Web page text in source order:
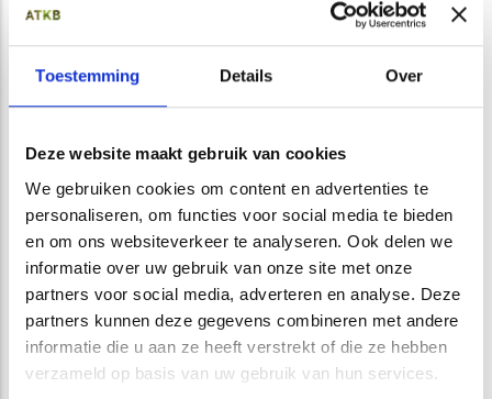
Toestemming Details Over
Deze website maakt gebruik van cookies
We gebruiken cookies om content en advertenties te
personaliseren, om functies voor social media te bieden
en om ons websiteverkeer te analyseren. Ook delen we
informatie over uw gebruik van onze site met onze
partners voor social media, adverteren en analyse. Deze
partners kunnen deze gegevens combineren met andere
informatie die u aan ze heeft verstrekt of die ze hebben
verzameld op basis van uw gebruik van hun services.
wereld van de Nederlandse ondergrond.
CATEGORIE